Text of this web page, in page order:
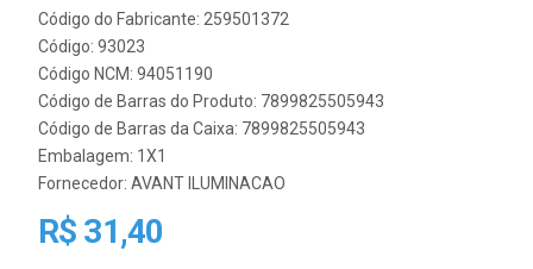
Código do Fabricante: 259501372
Código: 93023
Código NCM: 94051190
Código de Barras do Produto: 7899825505943
Código de Barras da Caixa: 7899825505943
Embalagem: 1X1
Fornecedor: AVANT ILUMINACAO
R$ 31,40